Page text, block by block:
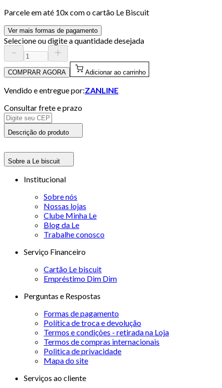
Parcele em até 10x com o cartão Le Biscuit
Ver mais formas de pagamento
Selecione ou digite a quantidade desejada
COMPRAR AGORA Adicionar ao carrinho
Vendido e entregue por:ZANLINE
Consultar frete e prazo
Descrição do produto
Sobre a Le biscuit
Institucional
Sobre nós
Nossas lojas
Clube Minha Le
Blog da Le
Trabalhe conosco
Serviço Financeiro
Cartão Le biscuit
Empréstimo Dim Dim
Perguntas e Respostas
Formas de pagamento
Política de troca e devolução
Termos e condições - retirada na Loja
Termos de compras internacionais
Politica de privacidade
Mapa do site
Serviços ao cliente